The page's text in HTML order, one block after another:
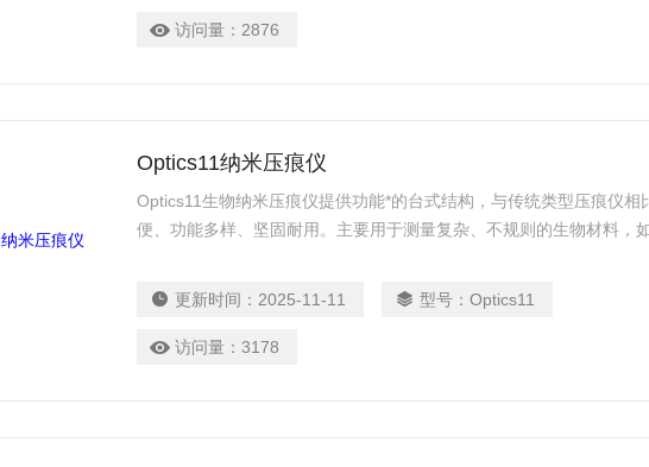
访问量： 2876
Optics11纳米压痕仪
Optics11生物纳米压痕仪提供功能*的台式结构，与传统类型压痕仪相
便、功能多样、坚固耐用。主要用于测量复杂、不规则的生物材料，如
更新时间： 2025-11-11 型号：Optics11
访问量：3178